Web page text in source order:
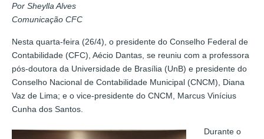
Por Sheylla Alves
Comunicação CFC
Nesta quarta-feira (26/4), o presidente do Conselho Federal de
Contabilidade (CFC), Aécio Dantas, se reuniu com a professora
pós-doutora da Universidade de Brasília (UnB) e presidente do
Conselho Nacional de Contabilidade Municipal (CNCM), Diana
Vaz de Lima; e o vice-presidente do CNCM, Marcus Vinícius
Cunha dos Santos.
Durante o